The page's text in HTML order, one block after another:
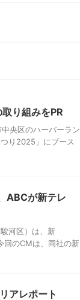
り組みをPR
央区のハーバーラン
り2025」にブース
ABCが新テレ
河区）は、新
回のCMは、同社の新
アレポート